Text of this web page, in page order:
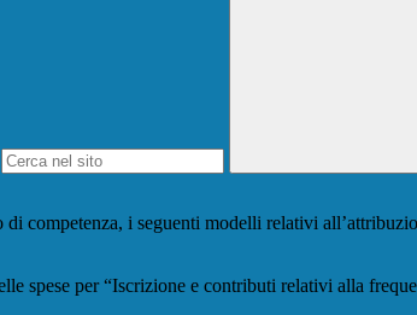
di competenza, i seguenti modelli relativi
spese per “Iscrizione e contributi relativi alla